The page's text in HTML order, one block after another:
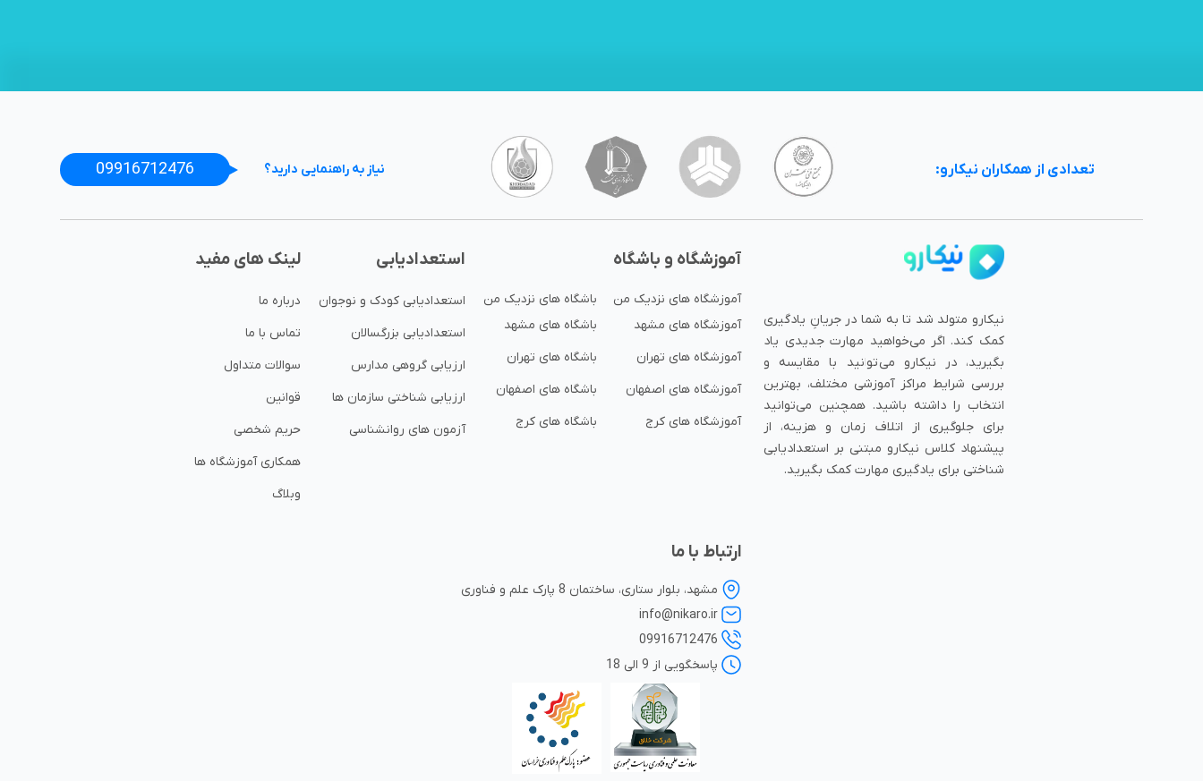
تعدادی از همکاران نیکارو: نیاز به راهنمایی دارید؟ 09916712476
نیکارو متولد شد تا به شما در جریانِ یادگیری
کمک کند. اگر می‌خواهید مهارت جدیدی یاد
بگیرید، در نیکارو می‌توانید با مقایسه و
بررسی شرایط مراکز آموزشی مختلف، بهترین
انتخاب را داشته باشید. همچنین می‌توانید
برای جلوگیری از اتلاف زمان و هزینه، از
پیشنهاد کلاس نیکارو مبتنی بر استعدادیابی
شناختی برای یادگیری مهارت کمک بگیرید.
آموزشگاه و باشگاه
آموزشگاه های نزدیک من
آموزشگاه های مشهد
آموزشگاه های تهران
آموزشگاه های اصفهان
آموزشگاه های کرج
باشگاه های نزدیک من
باشگاه های مشهد
باشگاه های تهران
باشگاه های اصفهان
باشگاه های کرج
استعدادیابی
استعدادیابی کودک و نوجوان
استعدادیابی بزرگسالان
ارزیابی گروهی مدارس
ارزیابی شناختی سازمان ها
آزمون های روانشناسی
لینک های مفید
درباره ما
تماس با ما
سوالات متداول
قوانین
حریم شخصی
همکاری آموزشگاه ها
وبلاگ
ارتباط با ما
مشهد، بلوار ستاری، ساختمان 8 پارک علم و فناوری
info@nikaro.ir
09916712476
پاسخگویی از 9 الی 18